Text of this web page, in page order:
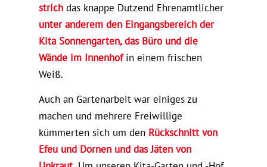
strich das knappe Dutzend Ehrenamtlicher
unter anderem den Eingangsbereich der
Kita Sonnengarten, das Büro und die
Wände im Innenhofin einem frischen
Weiß.
Auch an Gartenarbeit war einiges zu
machen und mehrere Freiwillige
kümmerten sich um den Rückschnitt von
Efeu und Dornen und das Jäten von